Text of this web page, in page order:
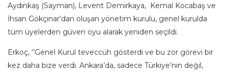
Aydınkaş (Sayman), Levent Demirkaya, Kemal Kocabaş ve
İhsan Gökçınar’dan oluşan yönetim kurulu, genel kurulda
tüm üyelerden güven oyu alarak yeniden seçildi.
Erkoç, ‘’Genel Kurul teveccüh gösterdi ve bu zor görevi bir
kez daha bize verdi. Ankara’da, sadece Türkiye’nin değil,